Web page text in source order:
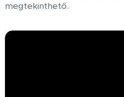
megtekinthető.